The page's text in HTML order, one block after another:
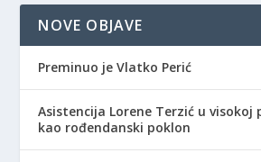
NOVE OBJAVE
Preminuo je Vlatko Perić
Asistencija Lorene Terzić u visokoj
kao rođendanski poklon